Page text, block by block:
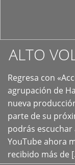
ALTO
Regresa con
agrupación de
nueva
parte de su
podrás
YouTube ahora
recibido más de